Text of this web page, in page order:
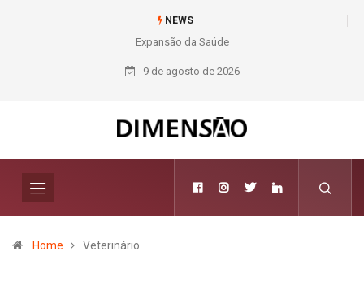
NEWS
Expansão da Saúde Nichele completa
50 anos com 14
varejistas de
9 de agosto de 2026
Home Veterinário